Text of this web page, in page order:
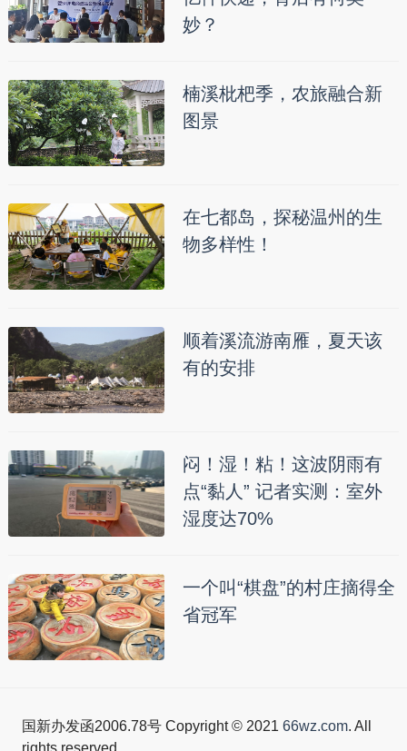
妙？
楠溪枇杷季，农旅融合新
图景
在七都岛，探秘温州的生
物多样性！
顺着溪流游南雁，夏天该
有的安排
闷！湿！粘！这波阴雨有
点“黏人” 记者实测：室外
湿度达70%
一个叫“棋盘”的村庄摘得全
省冠军
国新办发函2006.78号 Copyright © 2021 66wz.com. All